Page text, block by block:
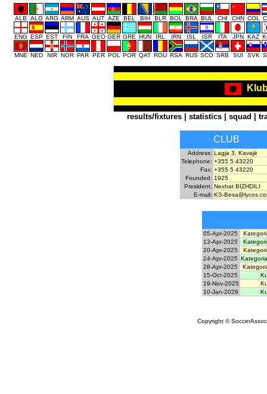
ALB ALG ARG ARM AUS AUT AZE BEL BIH BLR BOL BRA BUL CHI CHN COL
ENG ESP EST FIN FRA GEO GER GRE HUN IRL IRN ISL ISR ITA JPN KAZ
MNE NED NIR NOR PAR PER POL POR QAT ROU RSA RUS SCO SRB SUI SVK
results/fixtures statistics squad
CLUB
Address: Lagja 3, Kavajë
Telephone: +355 5 43220
Fax: +355 5 43220
Founded: 1925
President: Nexhat BIZHDILI
E-mail: KS-
05-Apr-2025
13-Apr-2025
20-Apr-2025
24-Apr-2025
28-Apr-2025
15-Oct-2025
19-Nov-2025
10-Jan-2026
Copyright ©